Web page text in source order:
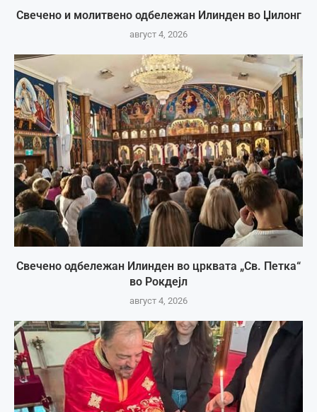
Свечено и молитвено одбележан Илинден во Џилонг
август 4, 2026
Свечено одбележан Илинден во црквата „Св. Петка“
во Рокдејл
август 4, 2026